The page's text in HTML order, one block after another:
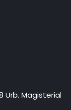
Urb. Magisterial